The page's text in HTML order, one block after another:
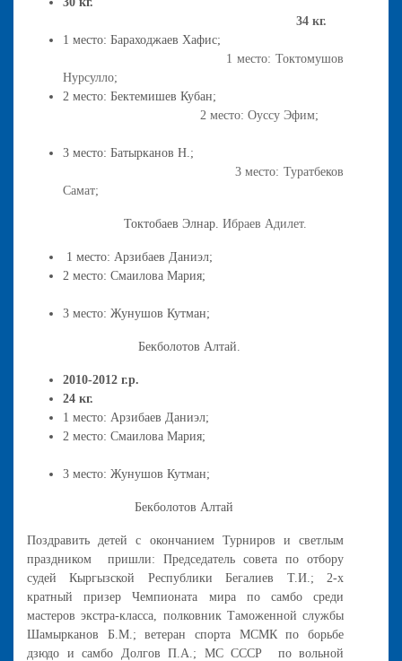
34 кг.
1 место: Бараходжаев Хафис;
1 место: Токтомушов
Нурсулло;
2 место: Бектемишев Кубан;
2 место: Оуссу Эфим;
3 место: Батырканов Н.;
3 место: Туратбеков
Самат;
Токтобаев Элнар. Ибраев Адилет.
1 место: Арзибаев Даниэл;
2 место: Смаилова Мария;
3 место: Жунушов Кутман;
Бекболотов Алтай.
2010-2012 г.р.
24 кг.
1 место: Арзибаев Даниэл;
2 место: Смаилова Мария;
3 место: Жунушов Кутман;
Бекболотов Алтай
Поздравить детей с окончанием Турниров и светлым
праздником пришли: Председатель совета по отбору
судей Кыргызской Республики Бегалиев Т.И.; 2-х
кратный призер Чемпионата мира по самбо среди
мастеров экстра-класса, полковник Таможенной службы
Шамырканов Б.М.; ветеран спорта МСМК по борьбе
дзюдо и самбо Долгов П.А.; МС СССР по вольной